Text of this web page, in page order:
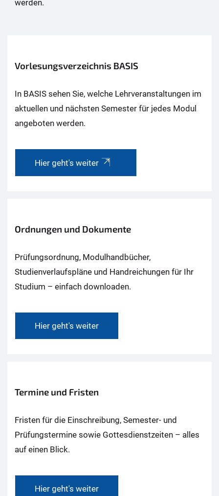
werden.
Vorlesungsverzeichnis BASIS
In BASIS sehen Sie, welche Lehrveranstaltungen im
aktuellen und nächsten Semester für jedes Modul
angeboten werden.
Hier geht's weiter
Ordnungen und Dokumente
Prüfungsordnung, Modulhandbücher,
Studienverlaufspläne und Handreichungen für Ihr
Studium – einfach downloaden.
Hier geht's weiter
Termine und Fristen
Fristen für die Einschreibung, Semester- und
Prüfungstermine sowie Gottesdienstzeiten – alles
auf einen Blick.
Hier geht's weiter